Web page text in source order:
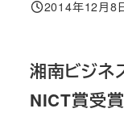
投稿日
2014年12月8
湘南ビジネ
NICT賞受賞